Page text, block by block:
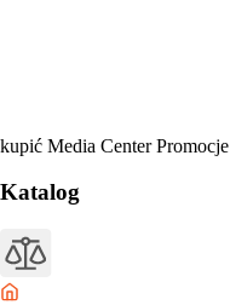
kupić Media CenterPromocje
Katalog